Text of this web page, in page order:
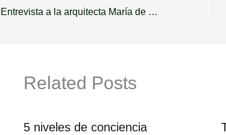
Entrevista a la arquitecta María de la Luz de Vicente
Related Posts
5 niveles de conciencia